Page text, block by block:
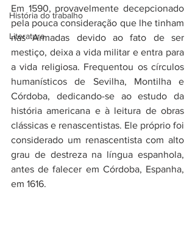
História do trabalho
Literatura
Em 1590, provavelmente decepcionado
pela pouca consideração que lhe tinham
nas Armadas devido ao fato de ser
mestiço, deixa a vida militar e entra para
a vida religiosa. Frequentou os círculos
humanísticos de Sevilha, Montilha e
Córdoba, dedicando-se ao estudo da
história americana e à leitura de obras
clássicas e renascentistas. Ele próprio foi
considerado um renascentista com alto
grau de destreza na língua espanhola,
antes de falecer em Córdoba, Espanha,
em 1616.